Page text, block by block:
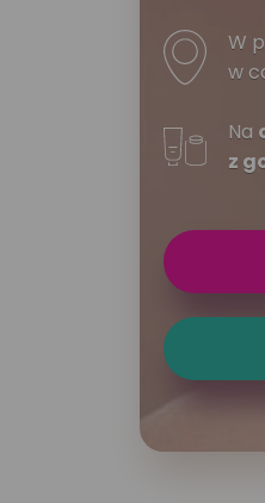
W
w
Na
z